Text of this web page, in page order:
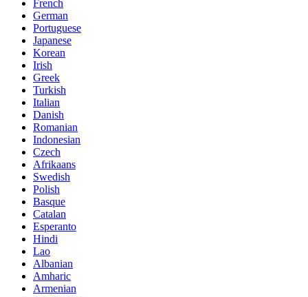
French
German
Portuguese
Japanese
Korean
Irish
Greek
Turkish
Italian
Danish
Romanian
Indonesian
Czech
Afrikaans
Swedish
Polish
Basque
Catalan
Esperanto
Hindi
Lao
Albanian
Amharic
Armenian